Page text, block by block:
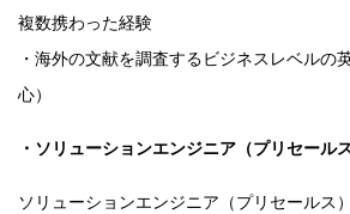
複数携わった経験
・海外の文献を調査するビジネスレベルの
心）
・ソリューションエンジニア（プリセールス
ソリューションエンジニア（プリセールス